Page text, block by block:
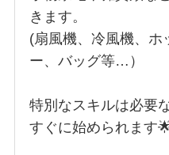
きます。
(扇風機、冷風機、ホ
ー、バッグ等…）
特別なスキルは必要
すぐに始められます